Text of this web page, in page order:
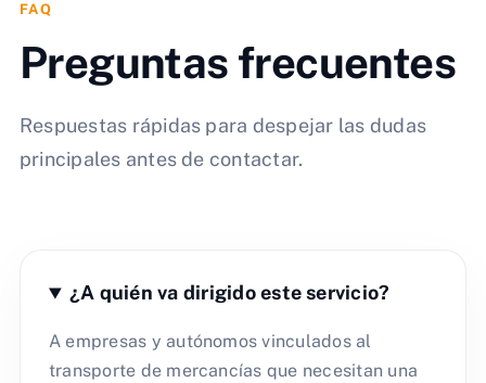
FAQ
Preguntas frecuentes
Respuestas rápidas para despejar las dudas
principales antes de contactar.
¿A quién va dirigido este servicio?
A empresas y autónomos vinculados al
transporte de mercancías que necesitan una